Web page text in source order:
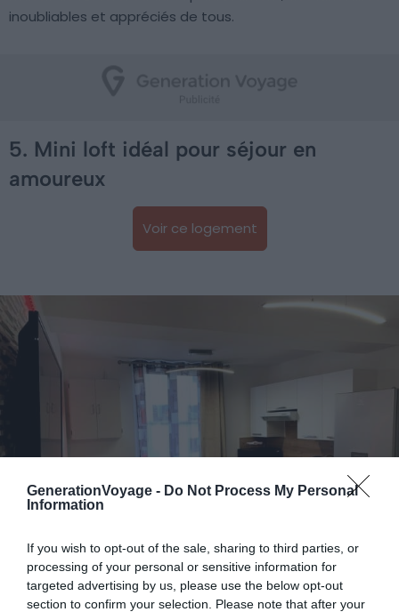
GenerationVoyage - Do Not Process My Personal
Information
If you wish to opt-out of the sale, sharing to third parties, or
processing of your personal or sensitive information for
targeted advertising by us, please use the below opt-out
section to confirm your selection. Please note that after your
inoubliables et appréciés de tous.
5. Mini loft idéal pour séjour en
amoureux
Voir ce logement